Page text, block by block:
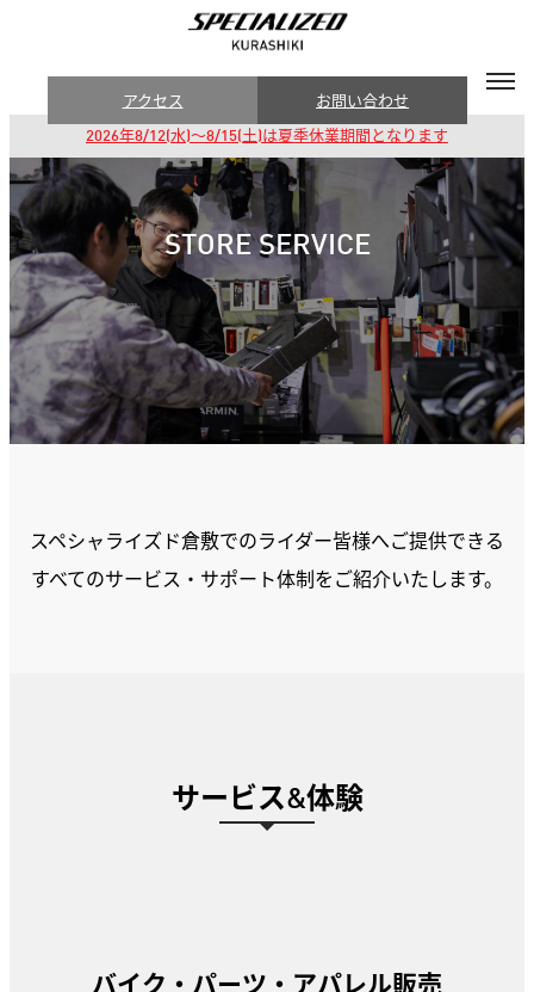
アクセス お問い合わせ
2026年8/12(水)～8/15(土)は夏季休業期間となります
STORE SERVICE
スペシャライズド倉敷でのライダー皆様へご提供できる
すべてのサービス・サポート体制をご紹介いたします。
サービス&体験
バイク・パーツ・アパレル販売